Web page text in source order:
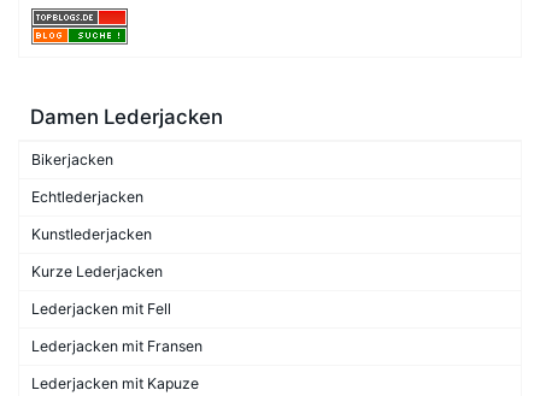
Damen Lederjacken
Bikerjacken
Echtlederjacken
Kunstlederjacken
Kurze Lederjacken
Lederjacken mit Fell
Lederjacken mit Fransen
Lederjacken mit Kapuze